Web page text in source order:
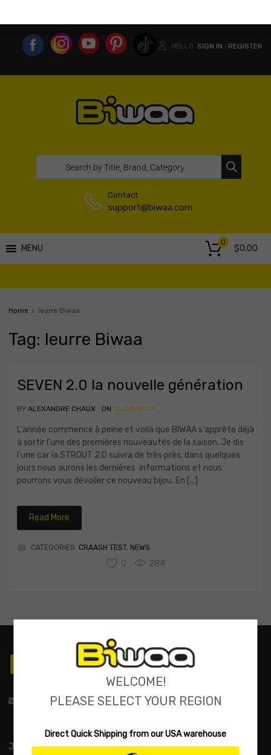
HELLO. SIGN IN REGISTER
Contact:
support@biwaa.com
MENU $0.00
0
Home leurre Biwaa
Tag: leurre Biwaa
SEVEN 2.0 la nouvelle génération
BY ALEXANDRE CHAUX ON 01/03/2014
L'année commence à peine et voilà que BIWAA s'apprête déjà
à sortir l'une des premières nouveautés de la saison. Je dis
l'une car la STROUT 2.0 suivra de très près, dans quelques
jours nous aurons les dernières informations et nous
pourrons vous dévoiler ce nouveau bijou. En [...]
Read More
CATEGORIES: CRAASH TEST, NEWS
0 284
support@biwaa.com
JOIN US:
WELCOME!
PLEASE SELECT YOUR REGION
Direct Quick Shipping from our USA warehouse